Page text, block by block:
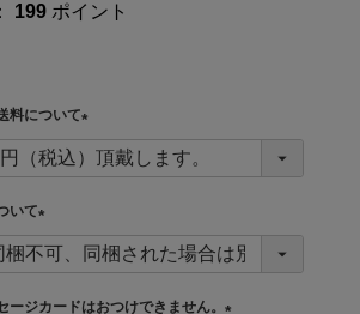
199 ポイント
料について
(
必
)
いて
(
必
須
ージカードはおつけできません。